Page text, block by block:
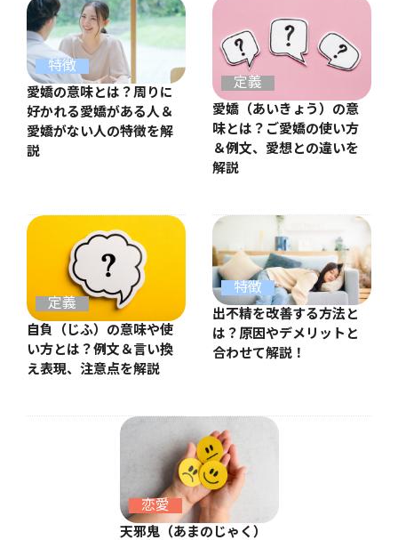
特徴
愛嬌の意味とは？周りに
好かれる愛嬌がある人＆
愛嬌がない人の特徴を解
説
定義
愛嬌（あいきょう）の意
味とは？ご愛嬌の使い方
＆例文、愛想との違いを
解説
定義
自負（じふ）の意味や使
い方とは？例文＆言い換
え表現、注意点を解説
特徴
出不精を改善する方法と
は？原因やデメリットと
合わせて解説！
恋愛
天邪鬼（あまのじゃく）